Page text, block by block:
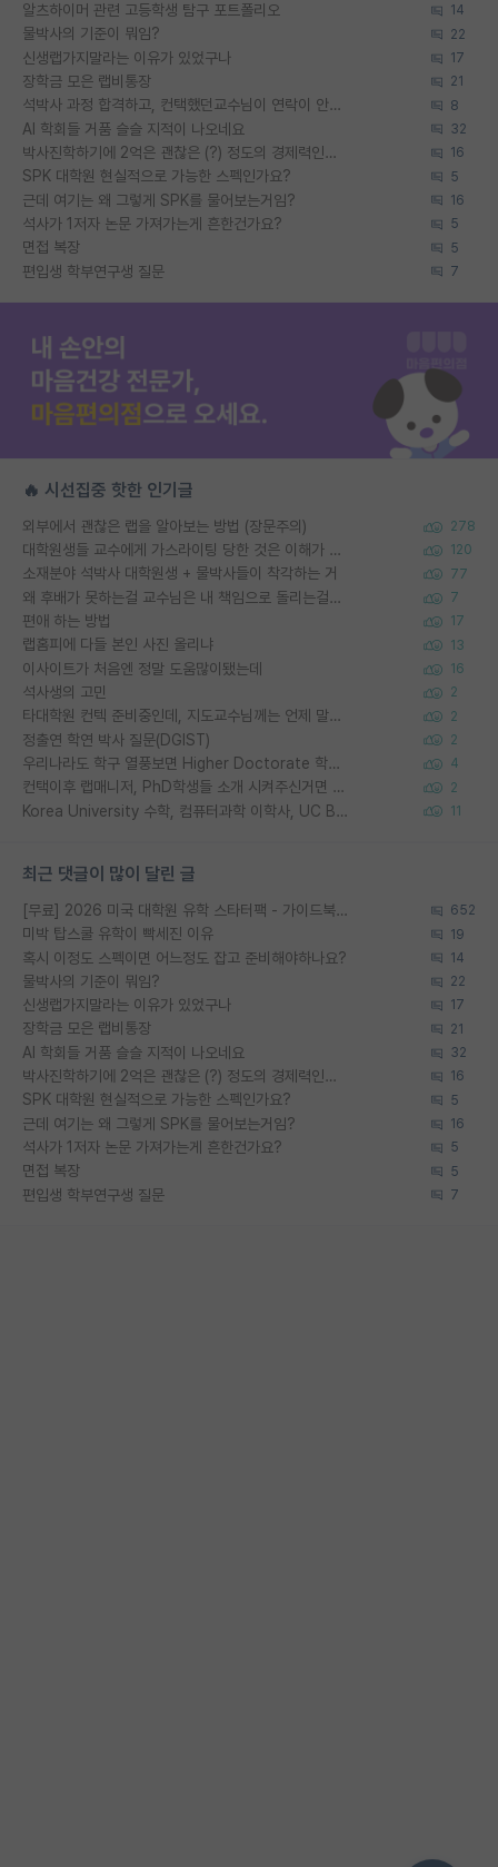
알츠하이머 관련 고등학생 탐구 포트폴리오 14
물박사의 기준이 뭐임? 22
신생랩가지말라는 이유가 있었구나 17
장학금 모은 랩비통장 21
석박사 과정 합격하고, 컨택했던교수님이 연락이 안됩니다... 8
AI 학회들 거품 슬슬 지적이 나오네요 32
박사진학하기에 2억은 괜찮은 (?) 정도의 경제력인가요 16
SPK 대학원 현실적으로 가능한 스펙인가요? 5
근데 여기는 왜 그렇게 SPK를 물어보는거임? 16
석사가 1저자 논문 가져가는게 흔한건가요? 5
면접 복장 5
편입생 학부연구생 질문 7
🔥 시선집중 핫한 인기글
외부에서 괜찮은 랩을 알아보는 방법 (장문주의) 278
대학원생들 교수에게 가스라이팅 당한 것은 이해가 갑니다. 안타깝네요. 120
소재분야 석박사 대학원생 + 물박사들이 착각하는 거 77
왜 후배가 못하는걸 교수님은 내 책임으로 돌리는걸까요? 7
편애 하는 방법 17
랩홈피에 다들 본인 사진 올리냐 13
이사이트가 처음엔 정말 도움많이됐는데 16
석사생의 고민 2
타대학원 컨텍 준비중인데, 지도교수님께는 언제 말씀드려야 할까요? 2
정출연 학연 박사 질문(DGIST) 2
우리나라도 학구 열풍보면 Higher Doctorate 학위가 필요하다고 봅니다. 4
컨택이후 랩매니저, PhD학생들 소개 시켜주신거면 거의 컨펌에 가깝나요? 2
Korea University 수학, 컴퓨터과학 이학사, UC Berkeley 산업공학 대학원 공학박사가 되는 것은 쉽지 않겠죠? 11
최근 댓글이 많이 달린 글
[무료] 2026 미국 대학원 유학 스타터팩 - 가이드북 & 합격자 컨택메일 템플릿 652
미박 탑스쿨 유학이 빡세진 이유 19
혹시 이정도 스펙이면 어느정도 잡고 준비해야하나요? 14
물박사의 기준이 뭐임? 22
신생랩가지말라는 이유가 있었구나 17
장학금 모은 랩비통장 21
AI 학회들 거품 슬슬 지적이 나오네요 32
박사진학하기에 2억은 괜찮은 (?) 정도의 경제력인가요 16
SPK 대학원 현실적으로 가능한 스펙인가요? 5
근데 여기는 왜 그렇게 SPK를 물어보는거임? 16
석사가 1저자 논문 가져가는게 흔한건가요? 5
면접 복장 5
편입생 학부연구생 질문 7